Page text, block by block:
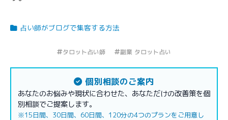
占い師がブログで集客する方法
タロット占い師 副業 タロット占い
個別相談のご案内
あなたのお悩みや現状に合わせた、あなただけの改善策を個
別相談でご提案します。
※15日間、30日間、60日間、120分の4つのプランをご用意し